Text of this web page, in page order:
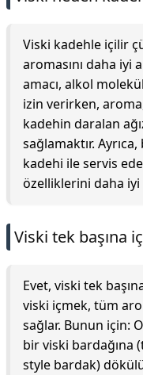
Viski kadehle içilir
aromasını daha iyi
amacı, alkol
izin verirken,
kadehin daralan
sağlamaktır.
kadehi ile servis
özelliklerini daha iyi
Viski tek başına
Evet, viski tek
viski içmek, tüm
sağlar. Bunun için:
bir viski bardağına
style bardak)